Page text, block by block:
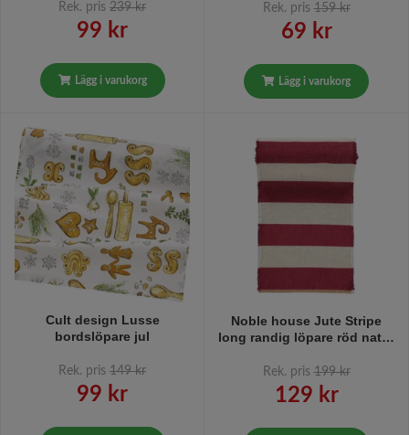
Rek. pris 239 kr
99 kr
Lägg i varukorg
Rek. pris 159 kr
69 kr
Lägg i varukorg
Cult design Lusse
bordslöpare jul
Rek. pris 149 kr
99 kr
Noble house Jute Stripe
long randig löpare röd natur
Rek. pris 199 kr
129 kr